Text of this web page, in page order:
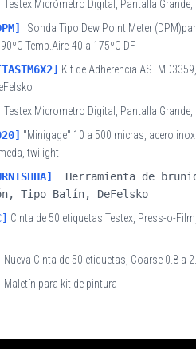
Testex Micrómetro Digital, Pantalla Grande,
] Sonda Tipo Dew Point Meter
Temp.Aire-40 a 175ºC DF
Kit de Adherencia
Testex Micrometro Digital, Pantalla Grande,
"Minigage" 10 a 500 micras, acero
twilight
Herramienta de
Tipo Balín, DeFelsko
Cinta de 50 etiquetas Testex, Press-o-
Nueva Cinta de 50 etiquetas, Coarse 0.8 a
Maletín para kit de pintura